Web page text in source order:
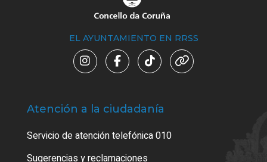
EL AYUNTAMIENTO EN RRSS
Atención a la ciudadanía
Servicio de atención telefónica 010
Sugerencias y reclamaciones